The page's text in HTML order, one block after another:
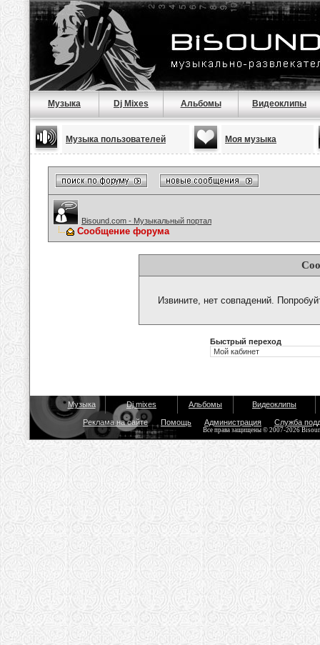
Музыка Dj Mixes Альбомы Видеоклипы
Музыка пользователей Моя музыка
Bisound.com - Музыкальный портал
Сообщение форума
Извините, нет совпадений.
Быстрый переход
Музыка Dj mixes Альбомы Видеоклипы
Реклама на сайте Помощь Администрация Служба
Все права защищены © 2007-2026